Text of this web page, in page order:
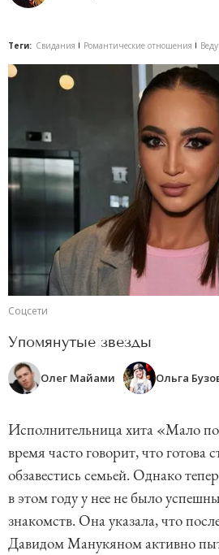
Теги: Свидания Романтические отношения
Соцсети
Упомянутые звезды
Олег Майами Ольга
Исполнительница хита «Мало
время часто говорит, что готова
обзавестись семьей. Однако
в этом году у нее не было
знакомств. Она указала, что
Давидом Манукяном активно